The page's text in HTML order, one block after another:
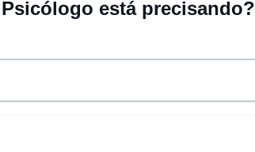
está precisando?